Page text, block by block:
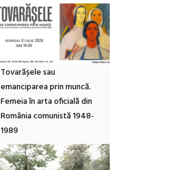
Tovarășele sau
emanciparea prin muncă.
Femeia în arta oficială din
România comunistă 1948-
1989